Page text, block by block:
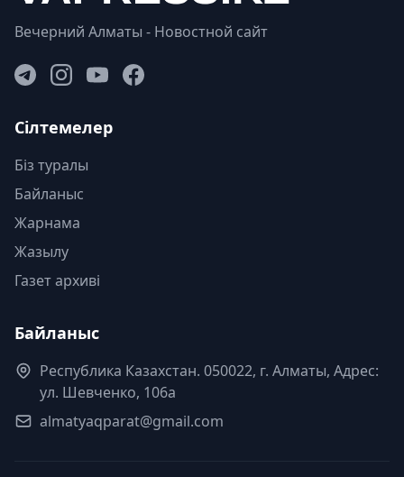
Вечерний Алматы - Новостной сайт
Сілтемелер
Біз туралы
Байланыс
Жарнама
Жазылу
Газет архиві
Байланыс
Республика Казахстан. 050022, г. Алматы, Адрес:
ул. Шевченко, 106а
almatyaqparat@gmail.com